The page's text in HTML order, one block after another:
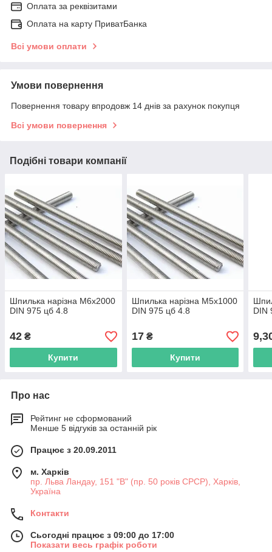
Оплата за реквізитами
Оплата на карту ПриватБанка
Всі умови оплати
Умови повернення
Повернення товару впродовж 14 днів за рахунок покупця
Всі умови повернення
Подібні товари компанії
Шпилька нарізна М6х2000
DIN 975 цб 4.8
42 ₴
Купити
Шпилька нарізна М5х1000
DIN 975 цб 4.8
17₴
Купити
DIN
Про нас
Рейтинг не сформований
Менше 5 відгуків за останній рік
Працює з 20.09.2011
м. Харків
пр. Льва Ландау, 151 "В" (пр. 50 років СРСР), Харків,
Україна
Контакти
Сьогодні працює з 09:00 до 17:00
Показати весь графік роботи